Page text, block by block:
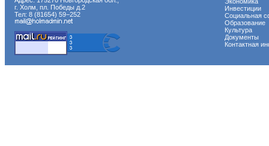
г. Холм, пл. Победы д.2
Тел: 8 (81654) 59−252
Инвестиции
Социальная
Образование
Культура
Документы
Контактная